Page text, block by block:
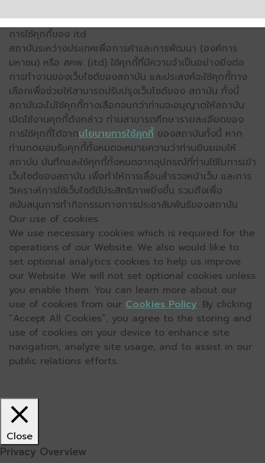
การใช้คุกกี้ของ itd
สถาบันระหว่างประเทศเพื่อการค้าและการพัฒนา (องค์การ
มหาชน) หรือ สคพ. (itd) ใช้คุกกี้ที่มีความจำเป็นอย่างยิ่งต่อ
การทำงานของเว็บไซต์ของสถาบัน และประสงค์จะใช้คุกกี้ทาง
เลือกเพื่อช่วยให้สามารถปรับปรุงเว็บไซต์ของ สถาบัน ทั้งนี้
สถาบันจะไม่ใช้คุกกี้ทางเลือกจนกว่าท่านจะอนุญาตให้สถาบัน
เปิดใช้งานคุกกี้ดังกล่าว ท่านสามารถศึกษารายละเอียดของ
การใช้คุกกี้ได้จากนโยบายการใช้คุกกี้ ของสถาบันทั้งนี้ หาก
ท่านกดยอมรับคุกกี้ทั้งหมดจะหมายความว่าท่านยินยอมให้
สถาบัน บันทึกและใช้คุกกี้ทั้งหมดจากอุปกรณ์ที่ท่านใช้ในการเข้า
เว็บไซต์ของสถาบัน เพื่อทำให้การเลื่อนสำรวจหน้าเว็บ และการ
วิเคราะห์การใช้เว็บไซต์มีประสิทธิภาพยิ่งขึ้น รวมถึงเพื่อ
สนับสนุนการทำกิจกรรมทางการประชาสัมพันธ์ของสถาบัน
Our use of cookies
We use necessary cookies which is required for the
operations of our Website. We also would like to
set optional analytics cookies to help us improve
our Website. We will not set optional cookies unless
you enable them. You can learn more about our
use of cookies from our Cookies Policy. By clicking
“Accept All Cookies”, you agree to the storing and
use of cookies on your device to enhance site
navigation, analyze site usage, and to assist in our
public relations efforts.
Close
Privacy Overview